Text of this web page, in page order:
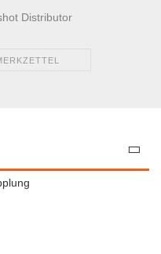
Distributor